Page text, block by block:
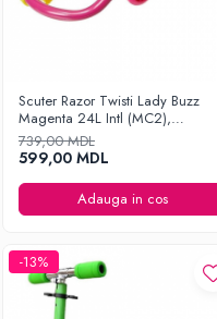
Scuter Razor Twisti Lady Buzz
Magenta 24L Intl (MC2),
Magenta
739,00 MDL
599,00 MDL
Adauga in cos
-13%